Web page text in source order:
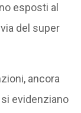
esposti al
del super
ancora
evidenziano